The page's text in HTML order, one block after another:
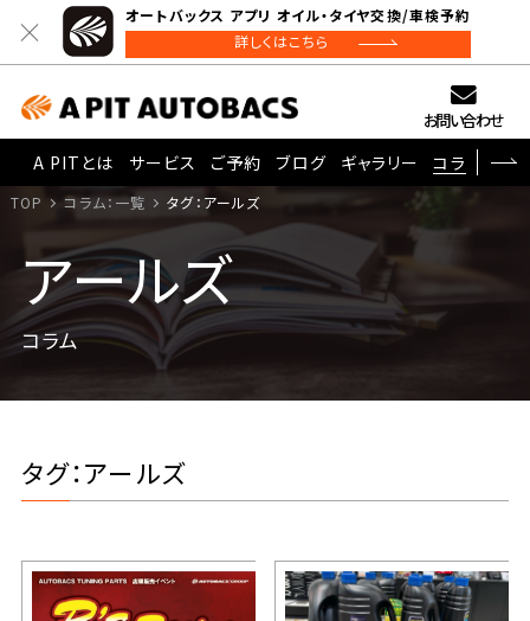
オートバックス アプリ オイル・タイヤ交換/車検予約
詳しくはこちら
お問い合わせ
A PITとは
サービス ご予約 ブログ ギャラリー コラム
TOP コラム：一覧 タグ：アールズ
アールズ
コラム
タグ：アールズ